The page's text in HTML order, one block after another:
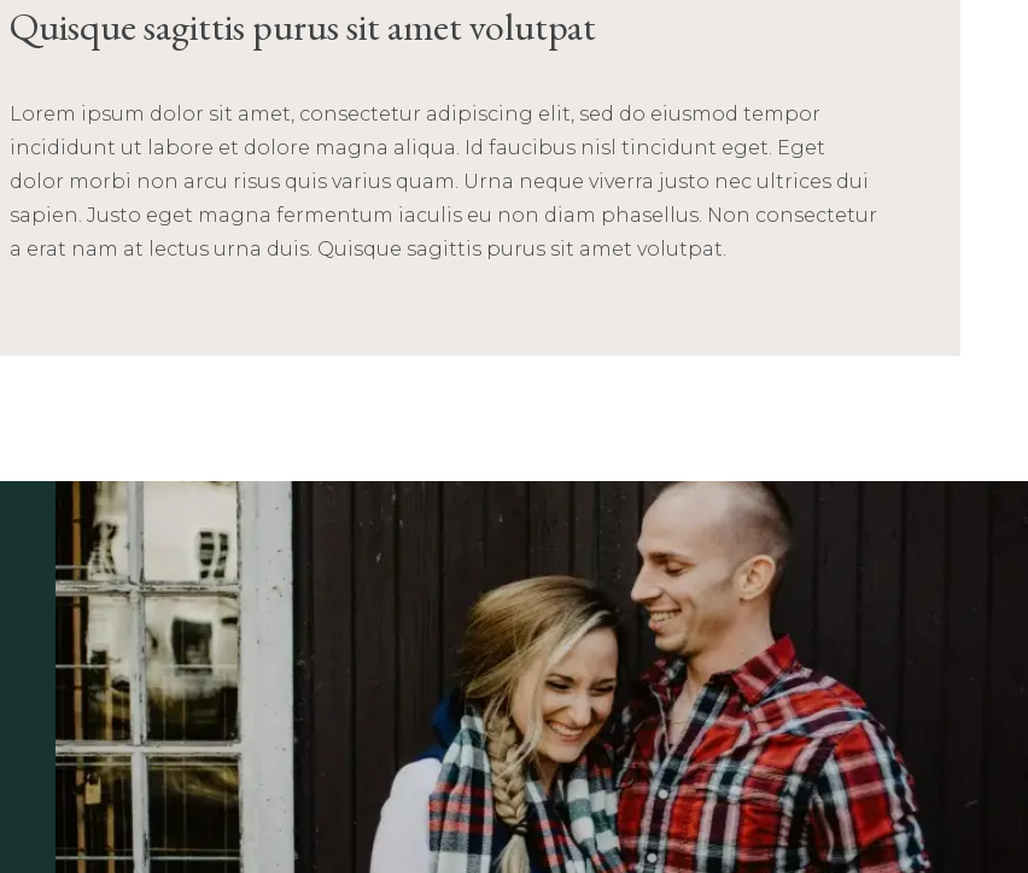
Quisque sagittis purus sit amet volutpat
Lorem ipsum dolor sit amet, consectetur adipiscing elit, sed do eiusmod tempor
incididunt ut labore et dolore magna aliqua. Id faucibus nisl tincidunt eget. Eget
dolor morbi non arcu risus quis varius quam. Urna neque viverra justo nec ultrices dui
sapien. Justo eget magna fermentum iaculis eu non diam phasellus. Non consectetur
a erat nam at lectus urna duis. Quisque sagittis purus sit amet volutpat.